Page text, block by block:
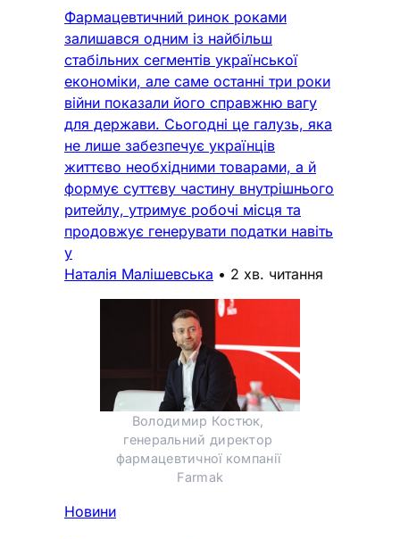
Фармацевтичний ринок роками
залишався одним із найбільш
стабільних сегментів української
економіки, але саме останні три роки
війни показали його справжню вагу
для держави. Сьогодні це галузь, яка
не лише забезпечує українців
життєво необхідними товарами, а й
формує суттєву частину внутрішнього
ритейлу, утримує робочі місця та
продовжує генерувати податки навіть
у
Наталія Малішевська • 2 хв. читання
Володимир Костюк,
генеральний директор
фармацевтичної компанії
Farmak
Новини